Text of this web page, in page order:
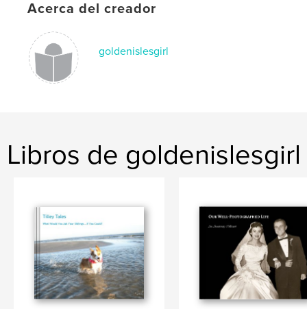
Acerca del creador
goldenislesgirl
Libros de goldenislesgirl